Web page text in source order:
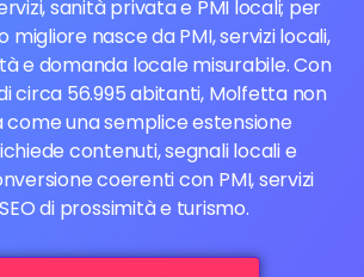
sanità privata e PMI locali; per
migliore nasce da PMI, servizi locali,
e domanda locale misurabile. Con
circa 56.995 abitanti, Molfetta non
una semplice estensione
contenuti, segnali locali e
coerenti con PMI, servizi
di prossimità e turismo.